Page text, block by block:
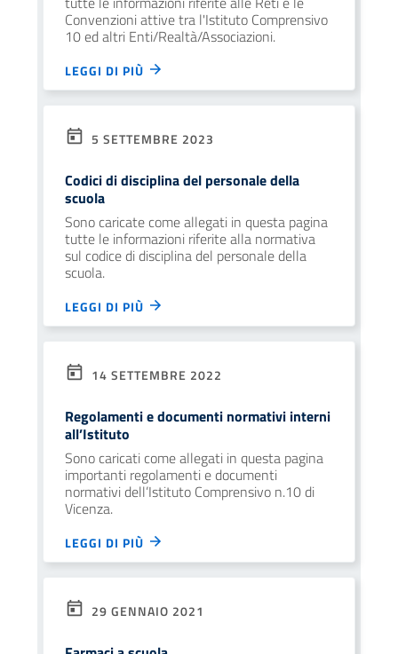
Convenzioni attive tra l'Istituto Comprensivo
10 ed altri Enti/Realtà/Associazioni.
LEGGI DI PIÙ
5 SETTEMBRE 2023
Codici di disciplina del personale della
scuola
Sono caricate come allegati in questa pagina
tutte le informazioni riferite alla normativa
sul codice di disciplina del personale della
scuola.
LEGGI DI PIÙ
14 SETTEMBRE 2022
Regolamenti e documenti normativi interni
all’Istituto
Sono caricati come allegati in questa pagina
importanti regolamenti e documenti
normativi dell’Istituto Comprensivo n.10 di
Vicenza.
LEGGI DI PIÙ
29 GENNAIO 2021